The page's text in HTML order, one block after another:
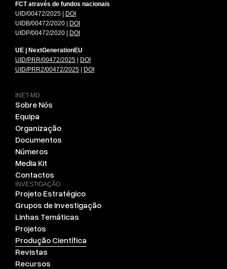
FCT através de fundos nacionais
UID/00472/2025 |
DOI
UIDB/00472/2020 |
DOI
UIDP/00472/2020 |
DOI
UE | NextGenerationEU
UID/PRR/00472/2025
DOI
UID/PRR2/00472/2025
DOI
INET-MD
Sobre Nós
Equipa
Organização
Documentos
Números
Media Kit
Contactos
INVESTIGAÇÃO
Projeto Estratégico
Grupos de Investigação
Linhas Temáticas
Projetos
Produção Científica
Revistas
Recursos